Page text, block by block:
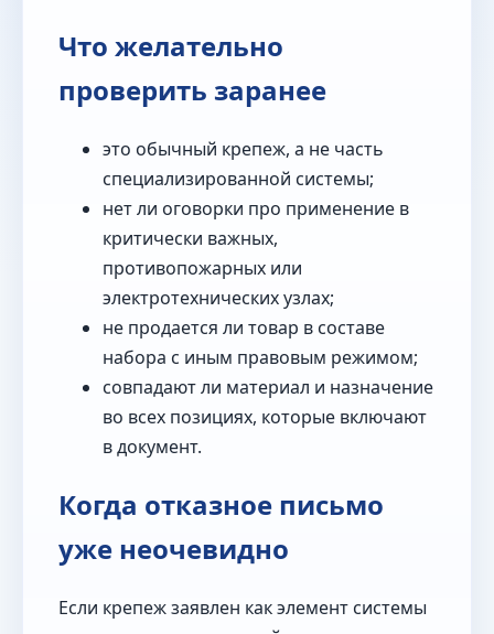
Что желательно
проверить заранее
это обычный крепеж, а не часть
специализированной системы;
нет ли оговорки про применение в
критически важных,
противопожарных или
электротехнических узлах;
не продается ли товар в составе
набора с иным правовым режимом;
совпадают ли материал и назначение
во всех позициях, которые включают
в документ.
Когда отказное письмо
уже неочевидно
Если крепеж заявлен как элемент системы